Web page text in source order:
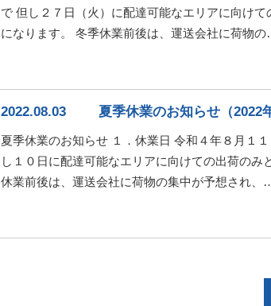
で 但し２７日（火）に配達可能なエリアに向け
になります。 冬季休業前後は、運送会社に荷物
2022.08.03 夏季休業のお知らせ（2022
夏季休業のお知らせ １．休業日 令和４年８月１
し１０日に配達可能なエリアに向けての出荷の
休業前後は、運送会社に荷物の集中が予想され、